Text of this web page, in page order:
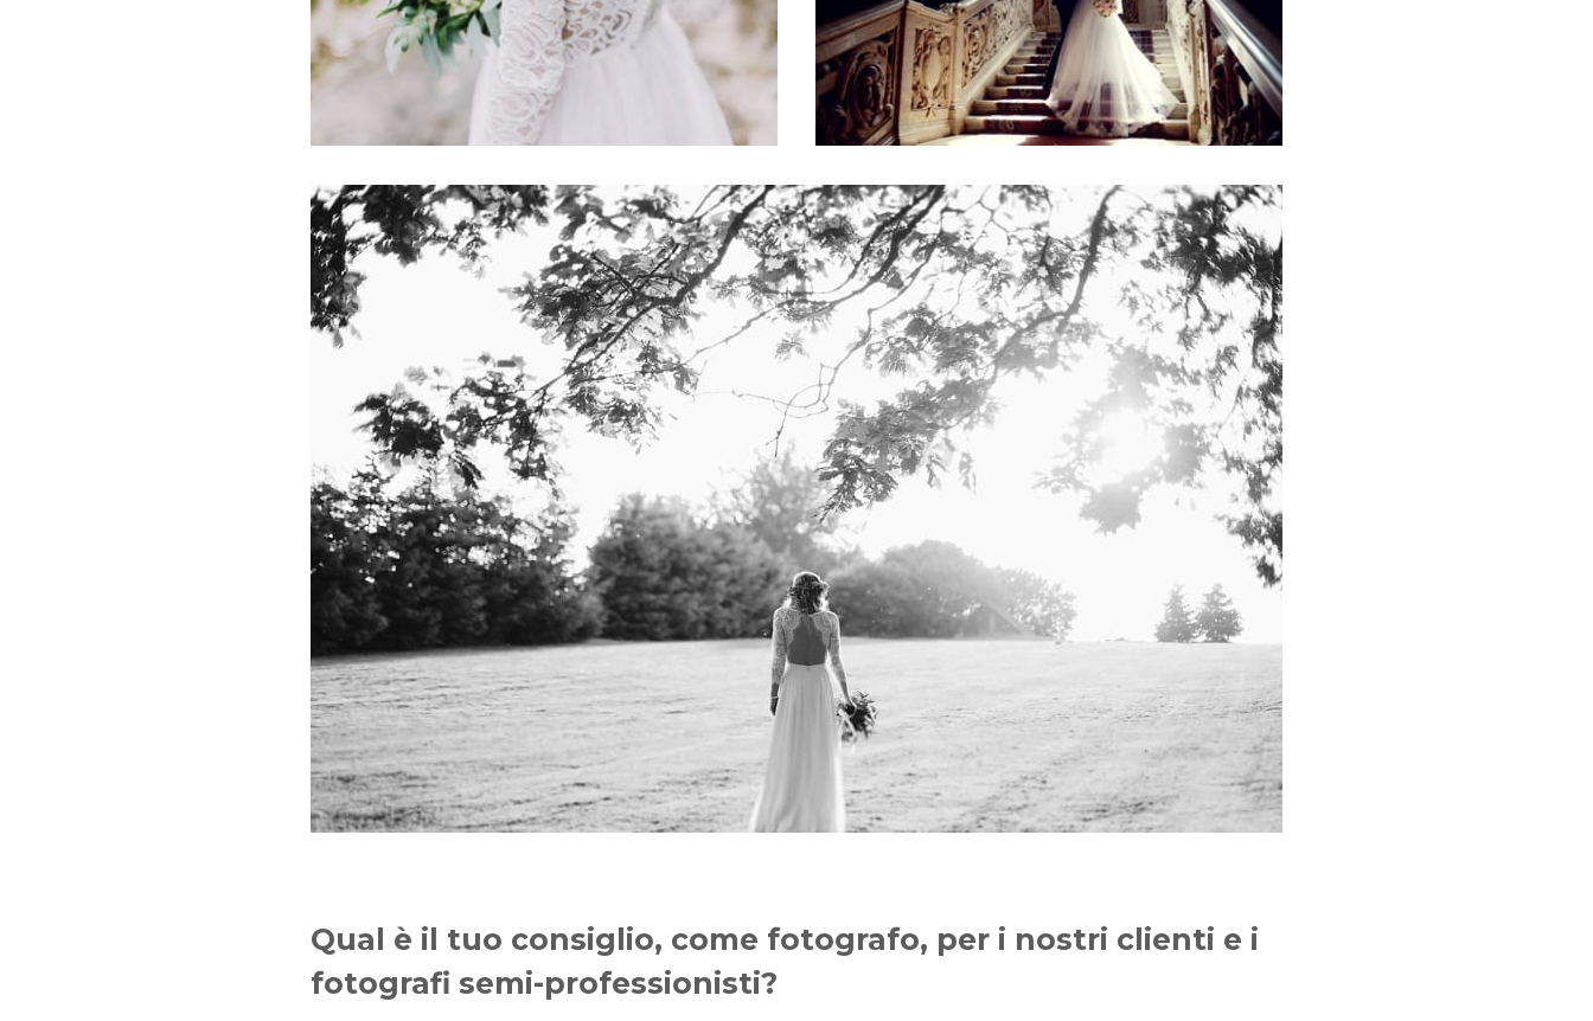
Qual è il tuo consiglio, come fotografo, per i nostri clienti e i
fotografi semi-professionisti?